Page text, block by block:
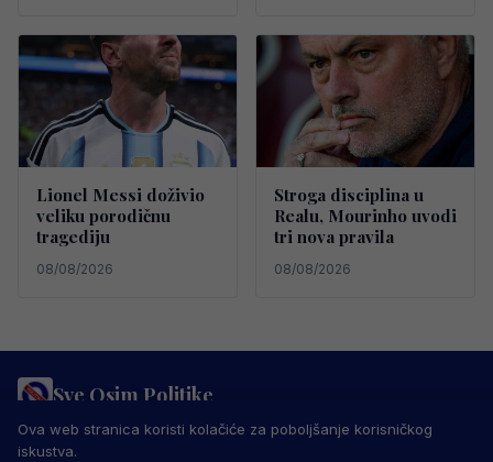
Lionel Messi doživio
veliku porodičnu
tragediju
08/08/2026
Stroga disciplina u
Realu, Mourinho uvodi
tri nova pravila
08/08/2026
Sve Osim Politike
PRAVILA PRIVATNOSTI MARKETING
USLOVI KORIŠTENJA
IMPRESSUM
Ova web stranica koristi kolačiće za poboljšanje korisničkog
iskustva.